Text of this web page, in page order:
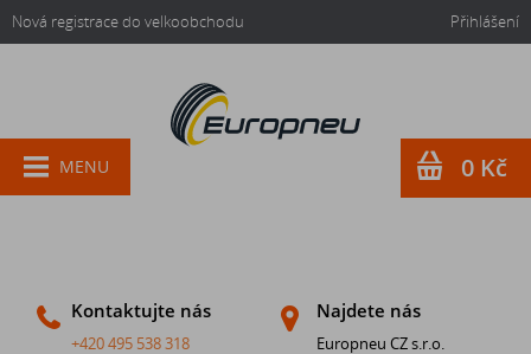
Nová registrace do velkoobchodu Přihlášení
Kontaktujte nás
+420 495 538 318
Najdete nás
Europneu CZ s.r.o.
MENU 0 Kč